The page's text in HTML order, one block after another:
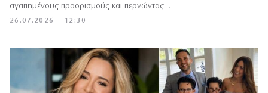
26.07.2026 — 12:30
αγαπημένους προορισμούς και περνώντας…